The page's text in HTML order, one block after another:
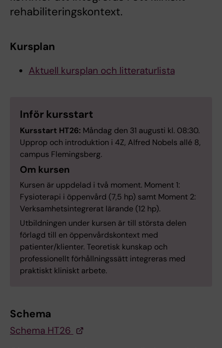
rehabiliteringskontext.
Kursplan
Aktuell kursplan och litteraturlista
Inför kursstart
Kursstart HT26: Måndag den 31 augusti kl. 08:30.
Upprop och introduktion i 4Z, Alfred Nobels allé 8,
campus Flemingsberg.
Om kursen
Kursen är uppdelad i två moment. Moment 1:
Fysioterapi i öppenvård (7,5 hp) samt Moment 2:
Verksamhetsintegrerat lärande (12 hp).
Utbildningen under kursen är till största delen
förlagd till en öppenvårdskontext med
patienter/klienter. Teoretisk kunskap och
professionellt förhållningssätt integreras med
praktiskt kliniskt arbete.
Schema
Schema HT26